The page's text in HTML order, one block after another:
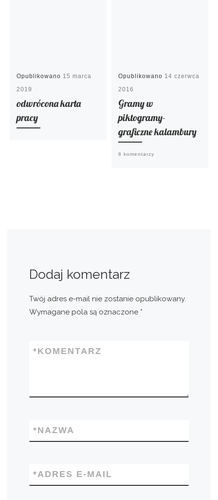
Opublikowano 15 marca
2019
odwrócona karta
pracy
Opublikowano 14 czerwca
2016
Gramy w
piktogramy-
graficzne kalambury
8 komentarzy
Dodaj komentarz
Twój adres e-mail nie zostanie opublikowany.
Wymagane pola są oznaczone *
KOMENTARZ
*
NAZWA
*
ADRES E-MAIL
*